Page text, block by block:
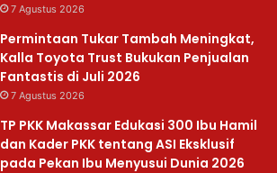
7 Agustus 2026
Permintaan Tukar Tambah Meningkat,
Kalla Toyota Trust Bukukan Penjualan
Fantastis di Juli 2026
7 Agustus 2026
TP PKK Makassar Edukasi 300 Ibu Hamil
dan Kader PKK tentang ASI Eksklusif
pada Pekan Ibu Menyusui Dunia 2026